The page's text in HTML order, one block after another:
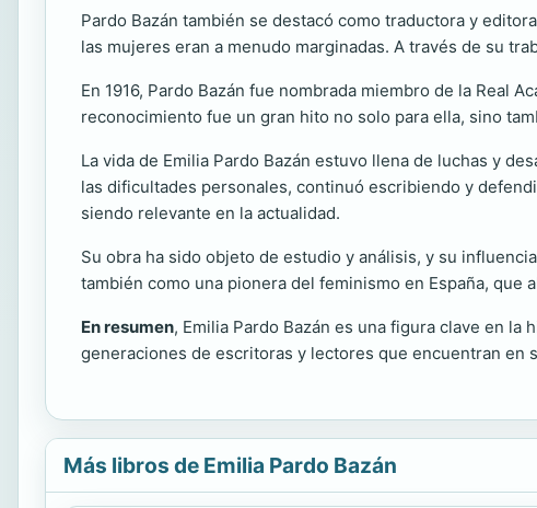
Pardo Bazán también se destacó como traductora y
las mujeres eran a menudo marginadas. A través de su
En 1916, Pardo Bazán fue nombrada miembro de la Real
reconocimiento fue un gran hito no solo para ella, sino
La vida de Emilia Pardo Bazán estuvo llena de luchas y
las dificultades personales, continuó escribiendo y
siendo relevante en la actualidad.
Su obra ha sido objeto de estudio y análisis, y su
también como una pionera del feminismo en España,
En resumen, Emilia Pardo Bazán es una figura clave en
generaciones de escritoras y lectores que encuentran en
Más libros de Emilia Pardo Bazán